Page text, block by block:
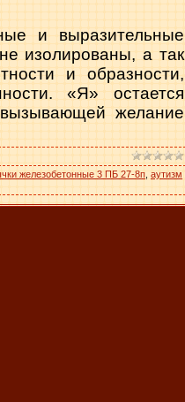
и выразительные
изолированы, а так
и образности,
«Я» остается
желание
железобетонные 3 ПБ 27-8п аутизм